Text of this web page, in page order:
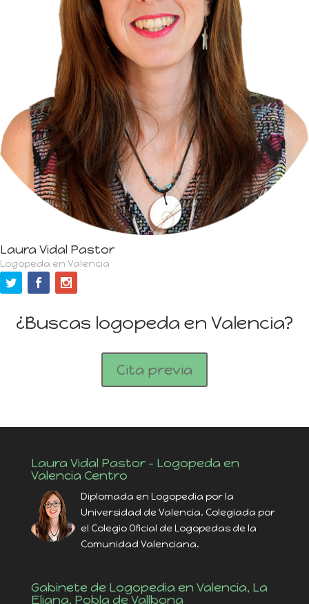
Laura Vidal Pastor
Logopeda en Valencia
¿Buscas logopeda en Valencia?
Cita previa
Laura Vidal Pastor – Logopeda en
Valencia Centro
Diplomada en Logopedia por la
Universidad de Valencia. Colegiada por
el Colegio Oficial de Logopedas de la
Comunidad Valenciana.
Gabinete de Logopedia en Valencia, La
Eliana, Pobla de Vallbona